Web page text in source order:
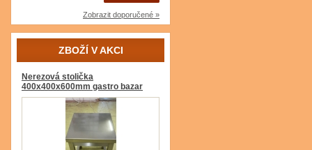
Zobrazit doporučené »
ZBOŽÍ V AKCI
Nerezová stolička
400x400x600mm gastro bazar